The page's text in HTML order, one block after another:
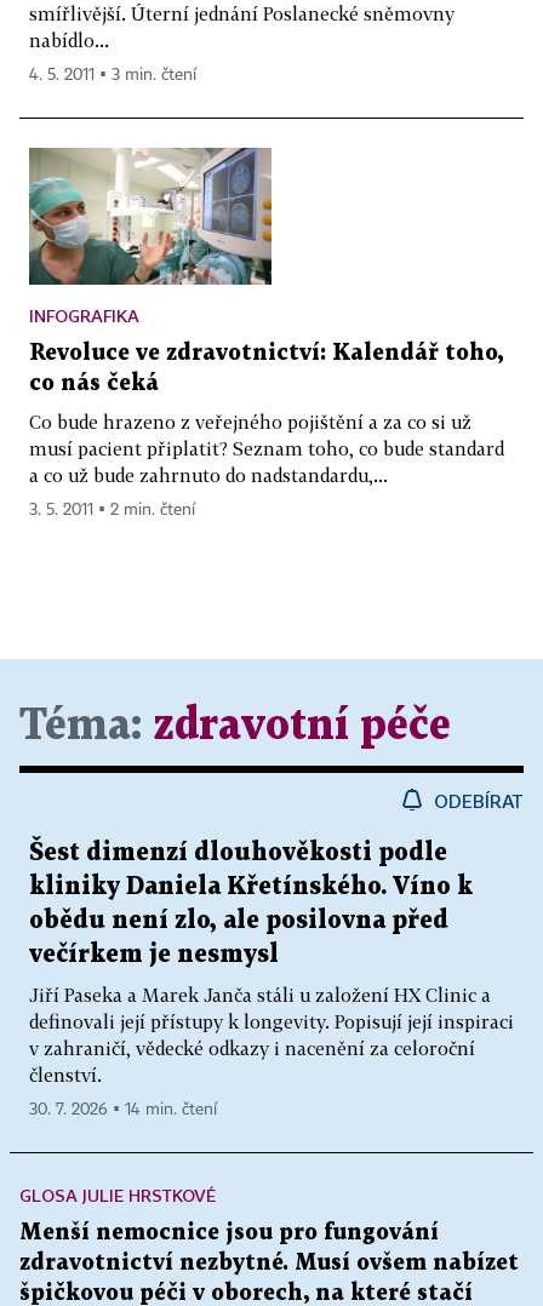
smířlivější. Úterní jednání Poslanecké sněmovny
nabídlo...
4. 5. 2011 ▪ 3 min. čtení
INFOGRAFIKA
Revoluce ve zdravotnictví: Kalendář toho,
co nás čeká
Co bude hrazeno z veřejného pojištění a za co si už
musí pacient připlatit? Seznam toho, co bude standard
a co už bude zahrnuto do nadstandardu,...
3. 5. 2011 ▪ 2 min. čtení
Téma: zdravotní péče
ODEBÍRAT
Šest dimenzí dlouhověkosti podle
kliniky Daniela Křetínského. Víno k
obědu není zlo, ale posilovna před
večírkem je nesmysl
Jiří Paseka a Marek Janča stáli u založení HX Clinic a
definovali její přístupy k longevity. Popisují její inspiraci
v zahraničí, vědecké odkazy i nacenění za celoroční
členství.
30. 7. 2026 ▪ 14 min. čtení
GLOSA JULIE HRSTKOVÉ
Menší nemocnice jsou pro fungování
zdravotnictví nezbytné. Musí ovšem nabízet
špičkovou péči v oborech, na které stačí